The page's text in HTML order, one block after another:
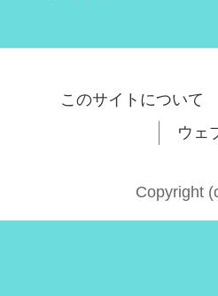
このサイトについて
ウェ
Copyright